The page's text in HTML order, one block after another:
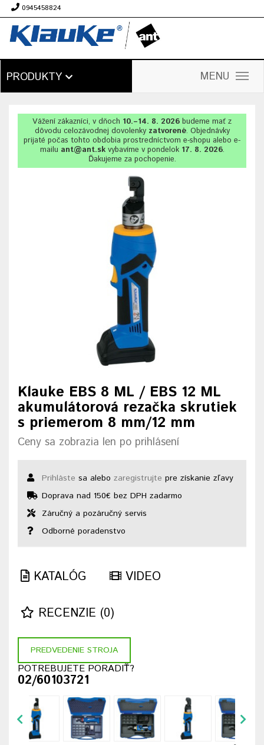
0945458824
PRODUKTY MENU
Vážení zákazníci, v dňoch 10.–14. 8. 2026 budeme mať z
dôvodu celozávodnej dovolenkyzatvorené. Objednávky
prijaté počas tohto obdobia prostredníctvom e-shopu alebo e-
mailu ant@ant.skvybavíme v pondelok 17. 8. 2026.
Ďakujeme za pochopenie.
Klauke EBS 8 ML / EBS 12 ML
akumulátorová rezačka skrutiek
s priemerom 8 mm/12 mm
Ceny sa zobrazia len po prihlásení
Prihláste sa alebo zaregistrujte pre získanie zľavy
Doprava nad 150€ bez DPH zadarmo
Záručný a pozáručný servis
Odborné poradenstvo
KATALÓG VIDEO
RECENZIE (0)
PREDVEDENIE STROJA
POTREBUJETE PORADIŤ?
02/60103721